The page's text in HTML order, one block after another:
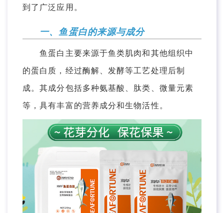
到了广泛应用。
一、鱼蛋白的来源与成分
鱼蛋白主要来源于鱼类肌肉和其他组织中
的蛋白质，经过酶解、发酵等工艺处理后制
成。其成分包括多种氨基酸、肽类、微量元素
等，具有丰富的营养成分和生物活性。